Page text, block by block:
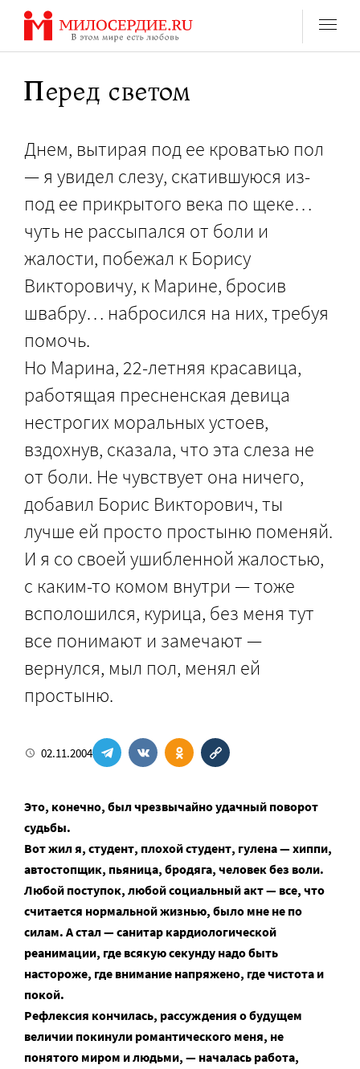
Перейти
содержанию
Перед светом
Днем, вытирая под ее кроватью пол
— я увидел слезу, скатившуюся из-
под ее прикрытого века по щеке…
чуть не рассыпался от боли и
жалости, побежал к Борису
Викторовичу, к Марине, бросив
швабру… набросился на них, требуя
помочь.
Но Марина, 22-летняя красавица,
работящая пресненская девица
нестрогих моральных устоев,
вздохнув, сказала, что эта слеза не
от боли. Не чувствует она ничего,
добавил Борис Викторович, ты
лучше ей просто простыню поменяй.
И я со своей ушибленной жалостью,
с каким-то комом внутри — тоже
всполошился, курица, без меня тут
все понимают и замечают —
вернулся, мыл пол, менял ей
простыню.
02.11.2004
Это, конечно, был чрезвычайно удачный поворот
судьбы.
Вот жил я, студент, плохой студент, гулена — хиппи,
автостопщик, пьяница, бродяга, человек без воли.
Любой поступок, любой социальный акт — все, что
считается нормальной жизнью, было мне не по
силам. А стал — санитар кардиологической
реанимации, где всякую секунду надо быть
настороже, где внимание напряжено, где чистота и
покой.
Рефлексия кончилась, рассуждения о будущем
величии покинули романтического меня, не
понятого миром и людьми, — началась работа,